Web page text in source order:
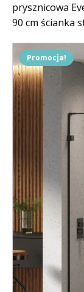
prysznicowa
90 cm ścianka
Promocja!